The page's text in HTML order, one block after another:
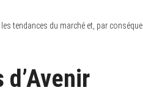
tendances du marché et, par